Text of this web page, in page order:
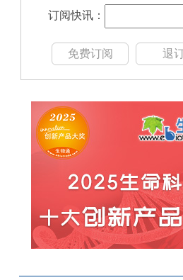
订阅快讯：
免费订阅 退